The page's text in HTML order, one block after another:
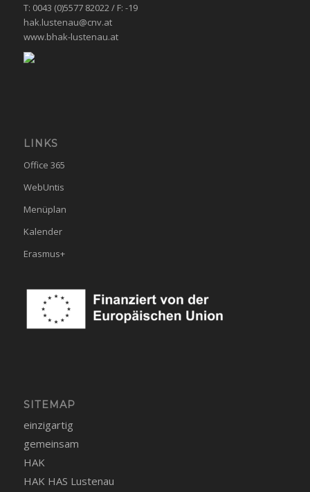
T: 0043 (0)5577 82022 / F: -19
hak.lustenau@cnv.at
www.bhak-lustenau.at
LINKS
Office 365
WebUntis
Menüplan
Kalender
Erasmus+
SITEMAP
einzigartig
gemeinsam
HAK
HAK HAS Lustenau